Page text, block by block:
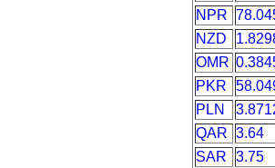
NPR
NZD
OMR
PKR
PLN
QAR
3.64
SAR
3.75